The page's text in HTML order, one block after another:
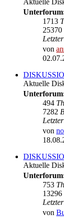
Aktuelle
1713
25370
von
Aktuelle
494
7282
von
Aktuelle
753
13296
von